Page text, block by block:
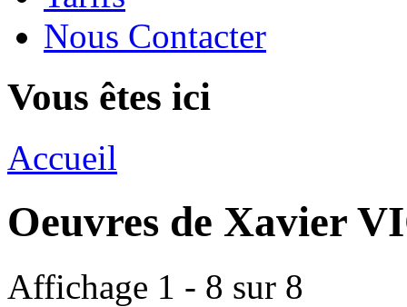
Nous Contacter
Vous êtes ici
Accueil
Oeuvres de Xavier
Affichage 1 - 8 sur 8